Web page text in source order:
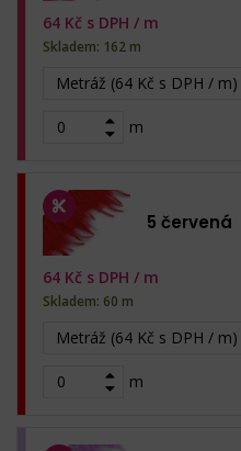
Metráž (64 Kč s DPH / m)
m
64 Kč s DPH / m
Skladem: 162 m
5 červená
Metráž (64 Kč s DPH / m)
m
64 Kč s DPH / m
Skladem: 60 m